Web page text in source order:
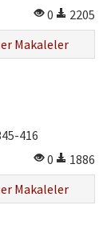
0
2205
Makaleler
416
0
1886
Makaleler